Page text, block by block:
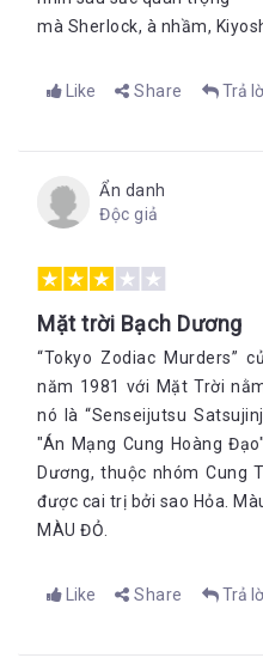
mà Sherlock, à nhầm,
Like Share Trả
Ẩn danh
Độc giả
Mặt trời Bạch Dương
“Tokyo Zodiac Murders”
năm 1981 với Mặt Trời
nó là “Senseijutsu
"Án Mạng Cung Hoàng
Dương, thuộc nhóm Cung
được cai trị bởi sao Hỏa.
MÀU ĐỎ.
Like Share Trả